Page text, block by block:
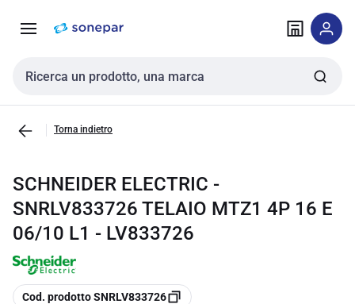
navigazione alla
Cerca input
Torna indietro
SCHNEIDER ELECTRIC -
SNRLV833726 TELAIO MTZ1 4P 16 E
06/10 L1 - LV833726
copia
Cod. prodotto SNRLV833726